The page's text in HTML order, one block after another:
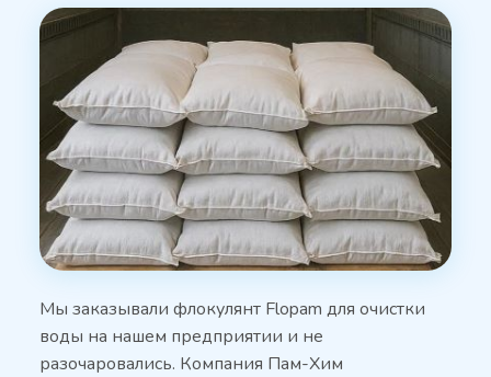
Мы заказывали флокулянт Flopam для очистки
воды на нашем предприятии и не
разочаровались. Компания Пам-Хим